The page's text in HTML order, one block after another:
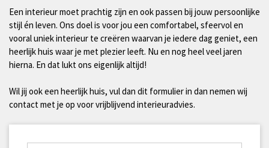
Een interieur moet prachtig zijn en ook passen bij jouw persoonlijke
stijl én leven. Ons doel is voor jou een comfortabel, sfeervol en
vooral uniek interieur te creëren waarvan je iedere dag geniet, een
heerlijk huis waar je met plezier leeft. Nu en nog heel veel jaren
hierna. En dat lukt ons eigenlijk altijd!
Wil jij ook een heerlijk huis, vul dan dit formulier in dan nemen wij
contact met je op voor vrijblijvend interieuradvies.